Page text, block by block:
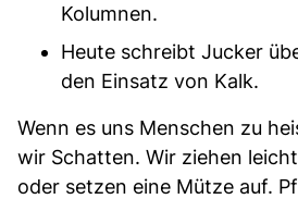
Kolumnen.
Heute schreibt Jucker
den Einsatz von Kalk.
Wenn es uns Menschen zu
wir Schatten. Wir ziehen
oder setzen eine Mütze auf.